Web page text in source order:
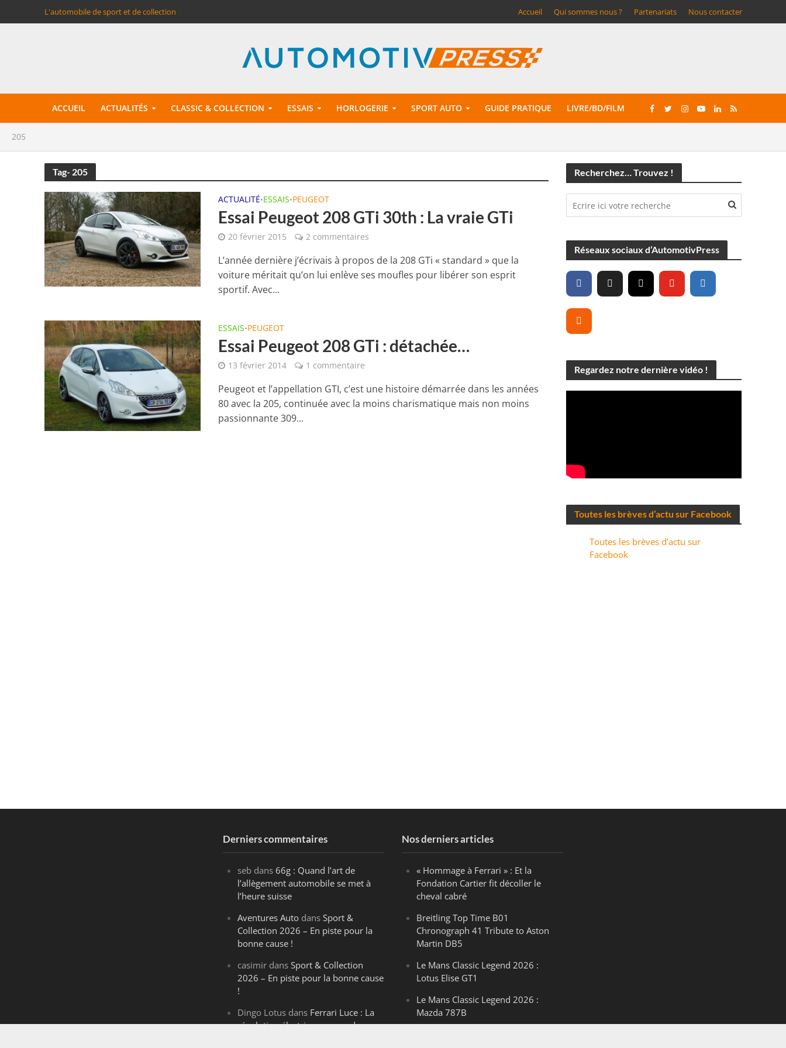
L'automobile de sport et de collection Accueil Qui sommes nous ? Partenariats Nous contacter
ACCUEIL ACTUALITÉS CLASSIC & COLLECTION ESSAIS HORLOGERIE SPORT AUTO GUIDE PRATIQUE LIVRE/BD/FILM
205
Tag- 205
ACTUALITÉ•ESSAIS•PEUGEOT
Essai Peugeot 208 GTi 30th : La vraie GTi
20 février 2015 2 commentaires
L’année dernière j’écrivais à propos de la 208 GTi « standard » que la
voiture méritait qu’on lui enlève ses moufles pour libérer son esprit
sportif. Avec...
ESSAIS•PEUGEOT
Essai Peugeot 208 GTi : détachée…
13 février 2014 1 commentaire
Peugeot et l’appellation GTI, c’est une histoire démarrée dans les années
80 avec la 205, continuée avec la moins charismatique mais non moins
passionnante 309...
Recherchez… Trouvez !
Réseaux sociaux d’AutomotivPress
Regardez notre dernière vidéo !
Toutes les brèves d’actu sur Facebook
Toutes les brèves d’actu sur
Facebook
Derniers commentaires
seb dans66g : Quand l’art de
l’allègement automobile se met à
l’heure suisse
Aventures Auto dansSport &
Collection 2026 – En piste pour la
bonne cause !
casimir dansSport & Collection
2026 – En piste pour la bonne cause
!
Dingo Lotus dans Ferrari Luce : La
révolution électrique venue de
Nos derniers articles
« Hommage à Ferrari » : Et la
Fondation Cartier fit décoller le
cheval cabré
Breitling Top Time B01
Chronograph 41 Tribute to Aston
Martin DB5
Le Mans Classic Legend 2026 :
Lotus Elise GT1
Le Mans Classic Legend 2026 :
Mazda 787B